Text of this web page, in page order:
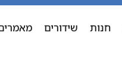
חנות שידורים